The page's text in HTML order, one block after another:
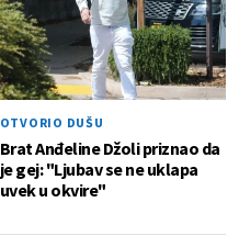
OTVORIO DUŠU
Brat Anđeline Džoli priznao da
je gej: "Ljubav se ne uklapa
uvek u okvire"